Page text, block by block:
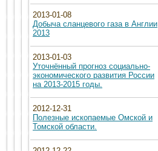
2013-01-08
Добыча сланцевого газа в Англии
2013
2013-01-03
Уточнённый прогноз социально-
экономического развития России
на 2013-2015 годы.
2012-12-31
Полезные ископаемые Омской и
Томской области.